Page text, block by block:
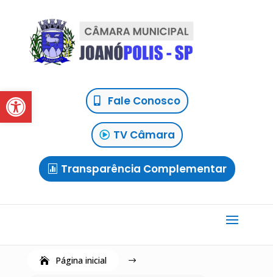
Abrir a barra de ferramentasFale Conosco
TV Câmara
Transparência Complementar
Página inicial $